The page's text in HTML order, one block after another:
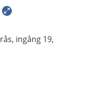
ingång 19,